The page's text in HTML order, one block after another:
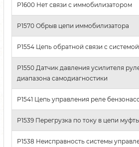
P1600 Нет связи с иммобилизатором
P1570 Обрыв цепи иммобилизатора
P1554 Цепь обратной связи с
P1550 Датчик давления усилителя
диапазона самодиагностики
P1541 Цепь управления реле
P1539 Перегрузка по току в цепи
P1538 Неисправность системы